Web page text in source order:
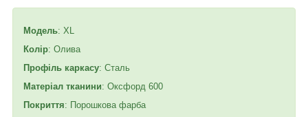
Модель: XL
Колір: Олива
Профіль каркасу: Сталь
Матеріал тканини: Оксфорд 600
Покриття: Порошкова фарба